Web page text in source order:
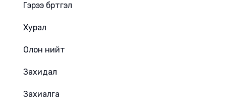
Гэрээ бүртгэл
Хурал
Олон нийт
Захидал
Захиалга